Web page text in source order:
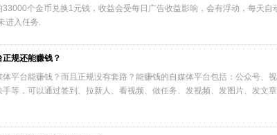
33000个金币兑换1元钱，收益会受每日广告收益影响，会有浮动，每天自
进入任务.
正规还能赚钱？
体平台能赚钱？而且正规没有套路？能赚钱的自媒体平台包括：公众号、
等，可以通过签到、拉新人、看视频、做任务、发视频、发图片、发文